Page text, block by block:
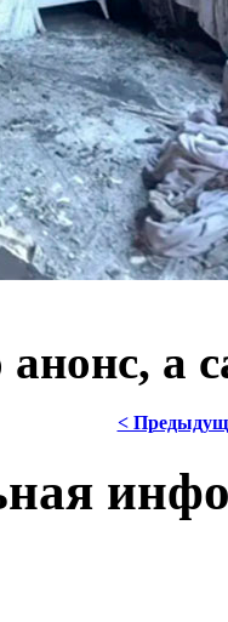
анонс, а
<